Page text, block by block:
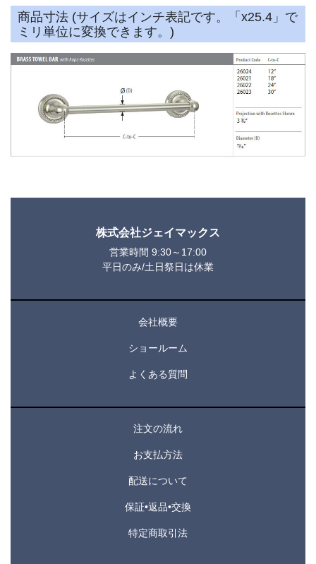
商品寸法 (サイズはインチ表記です。「x25.4」で
ミリ単位に変換できます。)
株式会社ジェイマックス
営業時間 9:30～17:00
平日のみ/土日祭日は休業
会社概要
ショールーム
よくある質問
注文の流れ
お支払方法
配送について
保証•返品•交換
特定商取引法